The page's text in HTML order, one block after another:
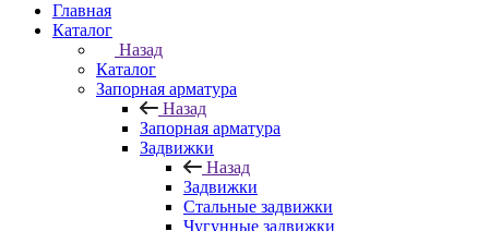
Главная
Каталог
Назад
Каталог
Запорная арматура
Назад
Запорная арматура
Задвижки
Назад
Задвижки
Стальные задвижки
Чугунные задвижки